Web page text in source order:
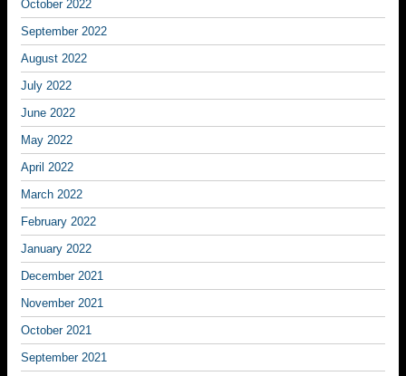
October 2022
September 2022
August 2022
July 2022
June 2022
May 2022
April 2022
March 2022
February 2022
January 2022
December 2021
November 2021
October 2021
September 2021